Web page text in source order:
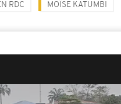
RDC MOÏSE KATUMBI